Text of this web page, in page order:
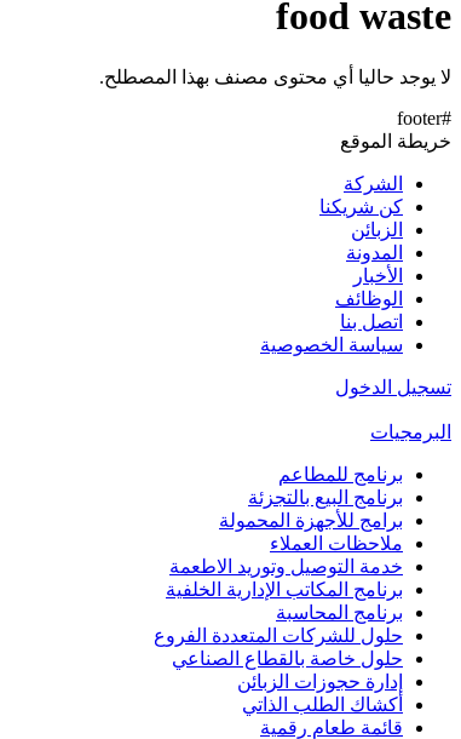
food waste
لا يوجد حاليا أي محتوى مصنف بهذا المصطلح.
#footer
خريطة الموقع
الشركة
كن شريكنا
الزبائن
المدونة
الأخبار
الوظائف
اتصل بنا
سياسة الخصوصية
تسجيل الدخول
البرمجيات
برنامج للمطاعم
برنامج البيع بالتجزئة
برامج للأجهزة المحمولة
ملاحظات العملاء
خدمة التوصيل وتوريد الاطعمة
برنامج المكاتب الإدارية الخلفية
برنامج المحاسبة
حلول للشركات المتعددة الفروع
حلول خاصة بالقطاع الصناعي
إدارة حجوزات الزبائن
أكشاك الطلب الذاتي
قائمة طعام رقمية